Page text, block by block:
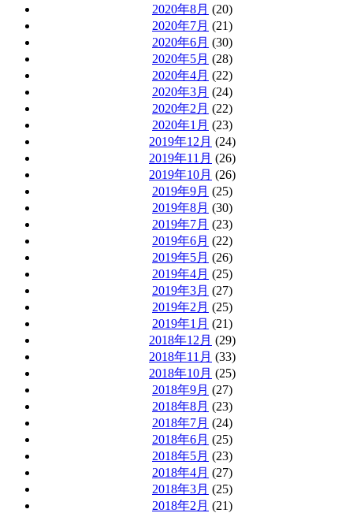
2020年8月 (20)
2020年7月 (21)
2020年6月 (30)
2020年5月 (28)
2020年4月 (22)
2020年3月 (24)
2020年2月 (22)
2020年1月 (23)
2019年12月 (24)
2019年11月 (26)
2019年10月 (26)
2019年9月 (25)
2019年8月 (30)
2019年7月 (23)
2019年6月 (22)
2019年5月 (26)
2019年4月 (25)
2019年3月 (27)
2019年2月 (25)
2019年1月 (21)
2018年12月 (29)
2018年11月 (33)
2018年10月 (25)
2018年9月 (27)
2018年8月 (23)
2018年7月 (24)
2018年6月 (25)
2018年5月 (23)
2018年4月 (27)
2018年3月 (25)
2018年2月 (21)